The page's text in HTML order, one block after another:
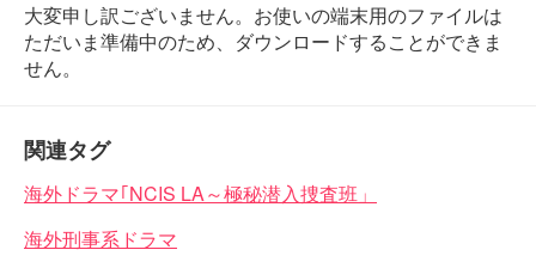
大変申し訳ございません。お使いの端末用のファイルは
ただいま準備中のため、ダウンロードすることができま
せん。
関連タグ
海外ドラマ｢NCIS LA～極秘潜入捜査班」
海外刑事系ドラマ